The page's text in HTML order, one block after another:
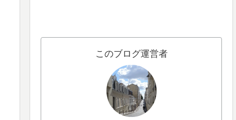
このブログ運営者